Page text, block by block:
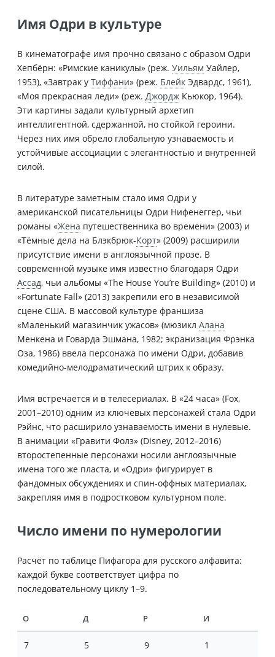
Имя Одри в культуре
В кинематографе имя прочно связано с образом Одри
Хепбёрн: «Римские каникулы» (реж. Уильям Уайлер,
1953), «Завтрак у Тиффани» (реж. Блейк Эдвардс, 1961),
«Моя прекрасная леди» (реж. Джордж Кьюкор, 1964).
Эти картины задали культурный архетип
интеллигентной, сдержанной, но стойкой героини.
Через них имя обрело глобальную узнаваемость и
устойчивые ассоциации с элегантностью и внутренней
силой.
В литературе заметным стало имя Одри у
американской писательницы Одри Нифенеггер, чьи
романы «Жена путешественника во времени» (2003) и
«Тёмные дела на Блэкбрюк-Корт» (2009) расширили
присутствие имени в англоязычной прозе. В
современной музыке имя известно благодаря Одри
Ассад, чьи альбомы «The House You’re Building» (2010) и
«Fortunate Fall» (2013) закрепили его в независимой
сцене США. В массовой культуре франшиза
«Маленький магазинчик ужасов» (мюзикл Алана
Менкена и Говарда Эшмана, 1982; экранизация Фрэнка
Оза, 1986) ввела персонажа по имени Одри, добавив
комедийно-мелодраматический штрих к образу.
Имя встречается и в телесериалах. В «24 часа» (Fox,
2001–2010) одним из ключевых персонажей стала Одри
Рэйнс, что расширило узнаваемость имени в нулевые.
В анимации «Гравити Фолз» (Disney, 2012–2016)
второстепенные персонажи носили англоязычные
имена того же пласта, и «Одри» фигурирует в
фандомных обсуждениях и спин-оффных материалах,
закрепляя имя в подростковом культурном поле.
Число имени по нумерологии
Расчёт по таблице Пифагора для русского алфавита:
каждой букве соответствует цифра по
последовательному циклу 1–9.
О Д Р И
7 5 9 1